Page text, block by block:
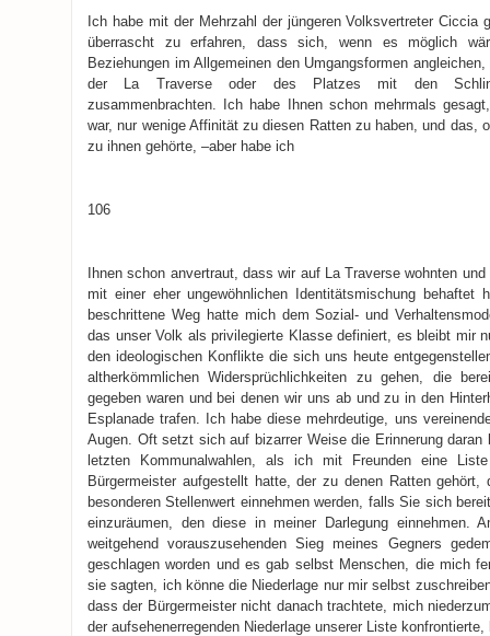
Ich habe mit der Mehrzahl der jüngeren Volksvertreter Ciccia
überrascht zu erfahren, dass sich, wenn es möglich
Beziehungen im Allgemeinen den Umgangsformen
der La Traverse oder des Platzes mit den
zusammenbrachten. Ich habe Ihnen schon mehrmals
war, nur wenige Affinität zu diesen Ratten zu haben, und das,
zu ihnen gehörte, –aber habe ich
106
Ihnen schon anvertraut, dass wir auf La Traverse wohnten
mit einer eher ungewöhnlichen Identitätsmischung behaftet
beschrittene Weg hatte mich dem Sozial- und
das unser Volk als privilegierte Klasse definiert, es bleibt mir
den ideologischen Konflikte die sich uns heute
altherkömmlichen Widersprüchlichkeiten zu gehen, die
gegeben waren und bei denen wir uns ab und zu in den
Esplanade trafen. Ich habe diese mehrdeutige, uns
Augen. Oft setzt sich auf bizarrer Weise die Erinnerung daran
letzten Kommunalwahlen, als ich mit Freunden eine
Bürgermeister aufgestellt hatte, der zu denen Ratten
besonderen Stellenwert einnehmen werden, falls Sie sich
einzuräumen, den diese in meiner Darlegung einnehmen.
weitgehend vorauszusehenden Sieg meines Gegners
geschlagen worden und es gab selbst Menschen, die mich
sie sagten, ich könne die Niederlage nur mir selbst
dass der Bürgermeister nicht danach trachtete, mich
der aufsehenerregenden Niederlage unserer Liste